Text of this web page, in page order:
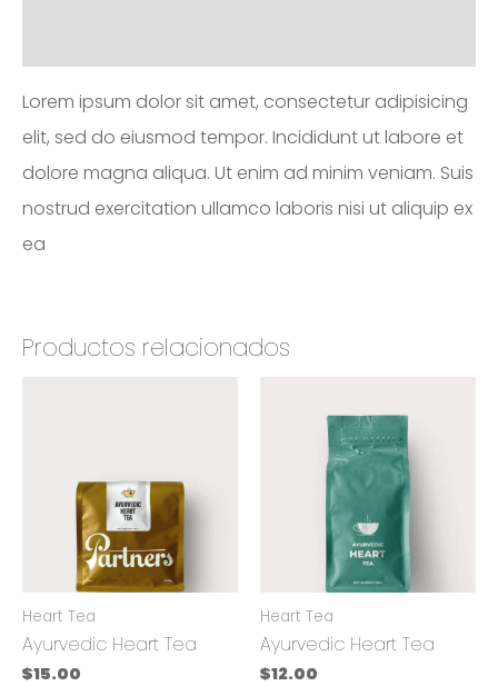
Lorem ipsum dolor sit amet, consectetur adipisicing
elit, sed do eiusmod tempor. Incididunt ut labore et
dolore magna aliqua. Ut enim ad minim veniam. Suis
nostrud exercitation ullamco laboris nisi ut aliquip ex
ea
Productos relacionados
Heart Tea
Ayurvedic Heart Tea
$15.00
Heart Tea
Ayurvedic Heart Tea
$12.00